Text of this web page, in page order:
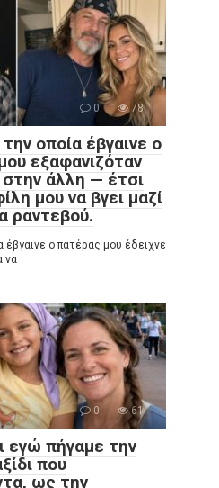
0 78
οποία έβγαινε ο
εξαφανιζόταν
άλλη — έτσι
μου να βγει μαζί
ραντεβού.
έβγαινε ο πατέρας μου έδειχνε
να
0 61
εγώ πήγαμε την
που
ως την